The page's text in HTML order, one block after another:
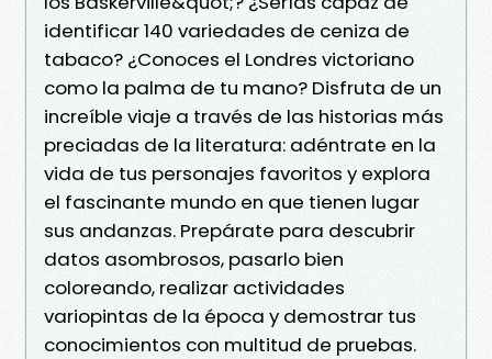
identificar 140 variedades de ceniza de
tabaco? ¿Conoces el Londres victoriano
como la palma de tu mano? Disfruta de un
increíble viaje a través de las historias más
preciadas de la literatura: adéntrate en la
vida de tus personajes favoritos y explora
el fascinante mundo en que tienen lugar
sus andanzas. Prepárate para descubrir
datos asombrosos, pasarlo bien
coloreando, realizar actividades
variopintas de la época y demostrar tus
conocimientos con multitud de pruebas.